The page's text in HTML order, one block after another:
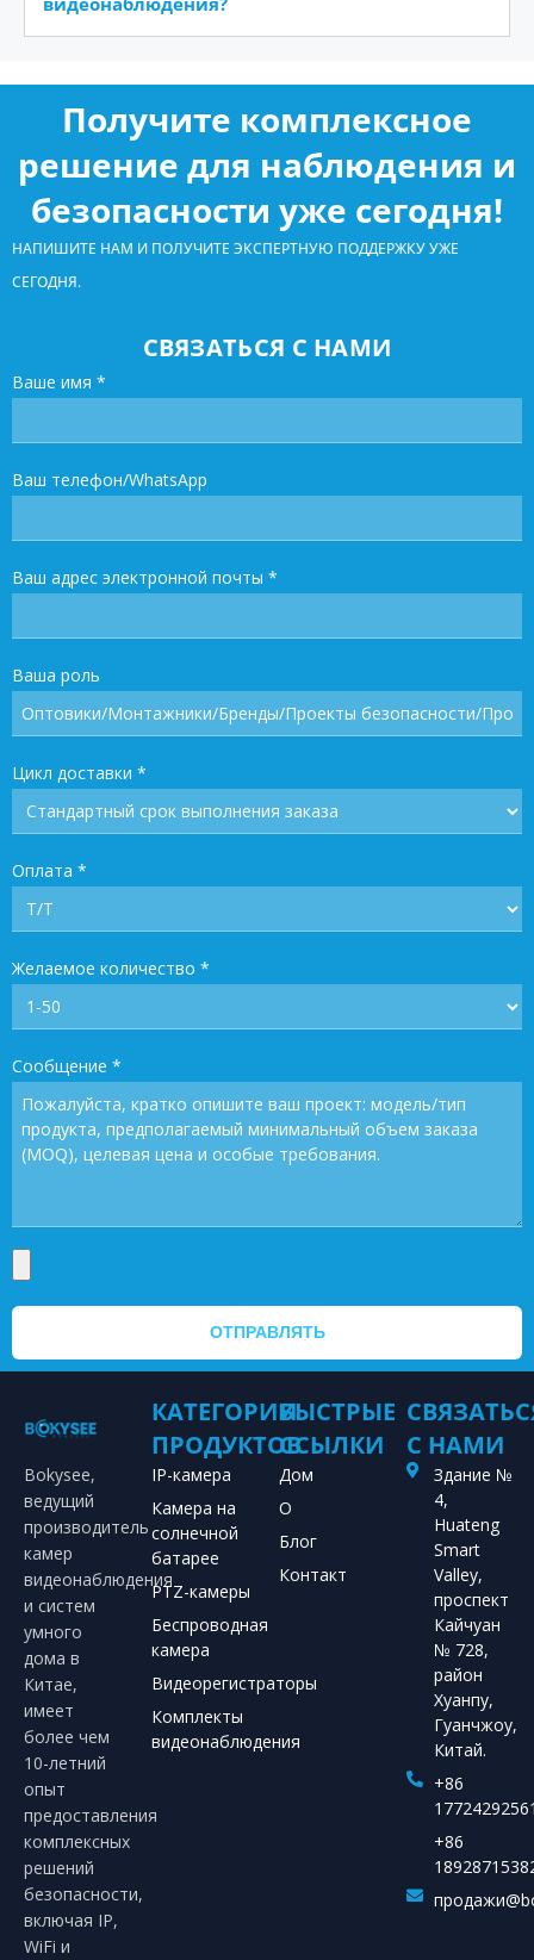
Получите комплексное
решение для наблюдения и
безопасности уже сегодня!
НАПИШИТЕ НАМ И ПОЛУЧИТЕ ЭКСПЕРТНУЮ ПОДДЕРЖКУ УЖЕ
СЕГОДНЯ.
СВЯЗАТЬСЯ С НАМИ
Ваше имя *
Ваш телефон/WhatsApp
Ваш адрес электронной почты *
Ваша роль
Цикл доставки *
Оплата *
Желаемое количество *
Сообщение *
ОТПРАВЛЯТЬ
Bokysee,
ведущий
производитель
камер
видеонаблюдения
и систем
умного
дома в
Китае,
имеет
более чем
10-летний
опыт
предоставления
комплексных
решений
безопасности,
включая IP,
WiFi и
КАТЕГОРИИ
ПРОДУКТОВ
IP-камера
Камера на
солнечной
батарее
PTZ-камеры
Беспроводная
камера
Видеорегистраторы
Комплекты
видеонаблюдения
БЫСТРЫЕ
ССЫЛКИ
Дом
О
Блог
Контакт
С НАМИ
Здание №
4,
Huateng
Smart
Valley,
проспект
Кайчуан
№ 728,
район
Хуанпу,
Гуанчжоу,
Китай.
+86
+86